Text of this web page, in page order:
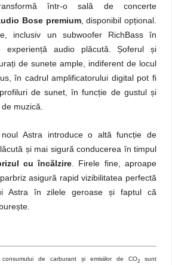
într-o sală de concerte
Bose premium, disponibil opțional.
inclusiv un subwoofer RichBass în
experiență audio plăcută. Șoferul și
de sunete ample, indiferent de locul
în cadrul amplificatorului digital pot fi
de sunet, în funcție de gustul și
muzică.
Astra introduce o altă funcție de
și mai sigură conducerea în timpul
cu încălzire. Firele fine, aproape
asigură rapid vizibilitatea perfectă
Astra în zilele geroase și faptul că
de carburant și emisiilor de CO2 sunt